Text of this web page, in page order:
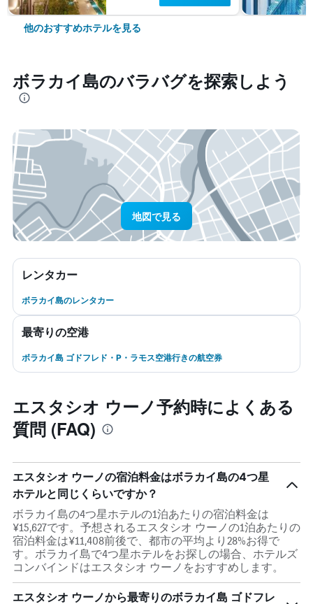
他のおすすめホテルを見る
ボラカイ島​のバラバグ​を探索しよう
地図で見る
レンタカー
ボラカイ島のレンタカー
最寄りの空港
ボラカイ島 ゴドフレド・P・ラモス空港行きの航空券
エスタシオ ウーノ予約時によくある
質問 (FAQ)
エスタシオ ウーノの宿泊料金はボラカイ島の4つ星
ホテルと同じくらいですか？
ボラカイ島の4つ星ホテルの1泊あたりの宿泊料金は
¥15,627です。予想されるエスタシオ ウーノの1泊あたりの
宿泊料金は¥11,408前後で、都市の平均より28%お得で
す。ボラカイ島で4つ星ホテルをお探しの場合、ホテルズ
コンバインドはエスタシオ ウーノをおすすめします。
エスタシオ ウーノから最寄りのボラカイ島 ゴドフレ